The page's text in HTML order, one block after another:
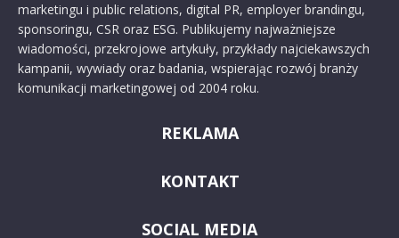
marketingu i public relations, digital PR, employer brandingu,
sponsoringu, CSR oraz ESG. Publikujemy najważniejsze
wiadomości, przekrojowe artykuły, przykłady najciekawszych
kampanii, wywiady oraz badania, wspierając rozwój branży
komunikacji marketingowej od 2004 roku.
REKLAMA
KONTAKT
SOCIAL MEDIA